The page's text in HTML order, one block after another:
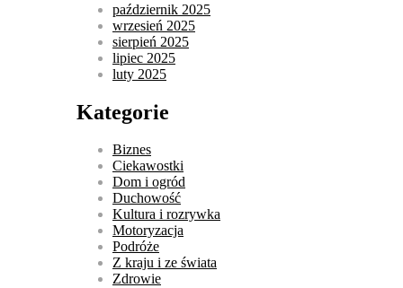
październik 2025
wrzesień 2025
sierpień 2025
lipiec 2025
luty 2025
Kategorie
Biznes
Ciekawostki
Dom i ogród
Duchowość
Kultura i rozrywka
Motoryzacja
Podróże
Z kraju i ze świata
Zdrowie